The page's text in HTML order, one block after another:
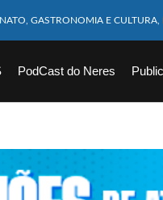
CACHOEIRA DE 40 METROS AO
DESAPARECIDO É
PodCast do Neres